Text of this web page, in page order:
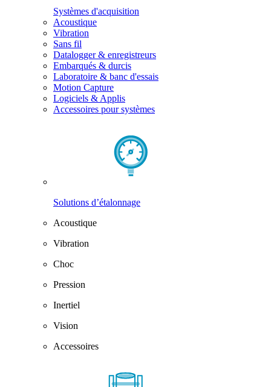
Systèmes d'acquisition
Acoustique
Vibration
Sans fil
Datalogger & enregistreurs
Embarqués & durcis
Laboratoire & banc d'essais
Motion Capture
Logiciels & Applis
Accessoires pour systèmes
Solutions d’étalonnage
Acoustique
Vibration
Choc
Pression
Inertiel
Vision
Accessoires